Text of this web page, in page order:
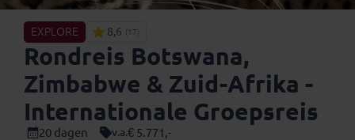
EXPLORE 8,6 (17)
Rondreis Botswana,
Zimbabwe & Zuid-Afrika -
Internationale Groepsreis
20 dagen v.a.€ 5.771,-